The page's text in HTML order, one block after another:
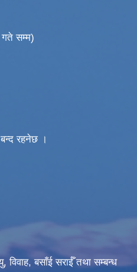
गते सम्म)
बन्द रहनेछ ।
विवाह, बसाँई सराईँ तथा सम्बन्ध